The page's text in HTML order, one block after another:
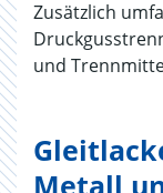
Zusätzlich
und
Metall